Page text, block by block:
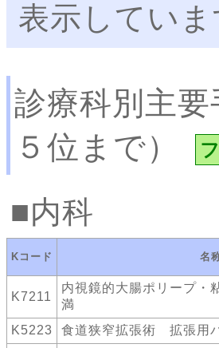
表示していま
診療科別主
５位まで）
内科
Kコード 名
K7211
内視鏡的大腸ポリープ
満
K5223
食道狭窄拡張術 拡張用